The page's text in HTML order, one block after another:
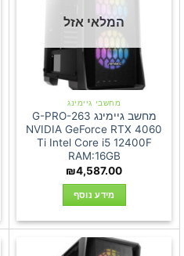
המלאי אזל
מחשבי גיימינג
מחשב גיימינג G-PRO-263
NVIDIA GeForce RTX 4060
Ti Intel Core i5 12400F
RAM:16GB
₪4,587.00
מידע נוסף